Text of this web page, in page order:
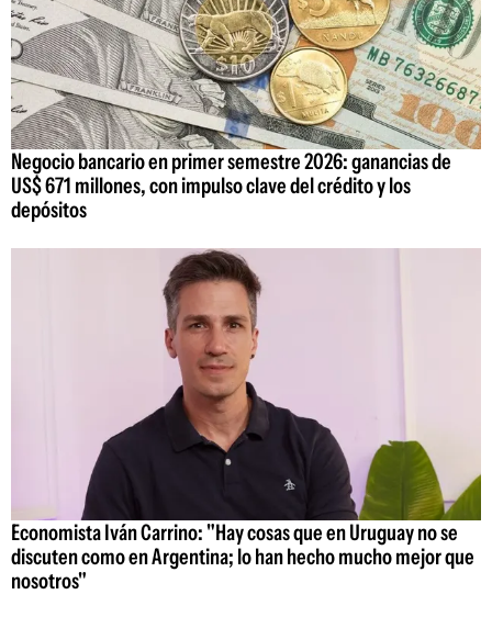
Negocio bancario en primer semestre 2026: ganancias de
US$ 671 millones, con impulso clave del crédito y los
depósitos
Economista Iván Carrino: "Hay cosas que en Uruguay no se
discuten como en Argentina; lo han hecho mucho mejor que
nosotros"